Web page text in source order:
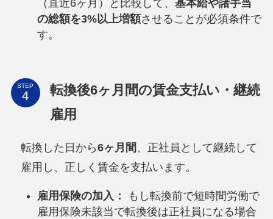
（直近6ヶ月）と比較して、 基本給や諸手当
の総額を3%以上増額させることが必須条件で
す。
STEP
転換後6ヶ月間の賃金支払い・継続
雇用
転換した日から6ヶ月間 、正社員として継続して
雇用し、正しく賃金を支払います。
雇用保険の加入：
もし転換前で短時間労働で
雇用保険未該当で転換後は正社員になる場合